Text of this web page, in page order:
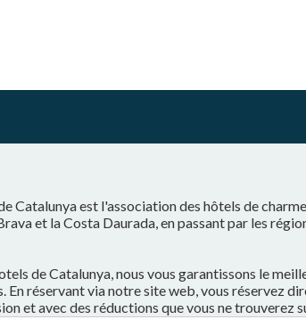
Catalunya est l'association des hôtels de
et la Costa Daurada, en passant par les
de Catalunya, nous vous garantissons le
En réservant via notre site web, vous réservez
et avec des réductions que vous ne trouverez